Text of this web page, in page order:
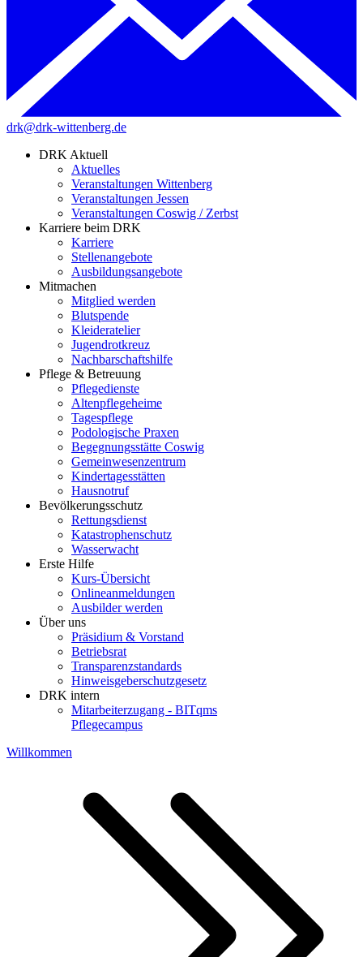
drk@drk-wittenberg.de
DRK Aktuell
Aktuelles
Veranstaltungen Wittenberg
Veranstaltungen Jessen
Veranstaltungen Coswig / Zerbst
Karriere beim DRK
Karriere
Stellenangebote
Ausbildungsangebote
Mitmachen
Mitglied werden
Blutspende
Kleideratelier
Jugendrotkreuz
Nachbarschaftshilfe
Pflege & Betreuung
Pflegedienste
Altenpflegeheime
Tagespflege
Podologische Praxen
Begegnungsstätte Coswig
Gemeinwesenzentrum
Kindertagesstätten
Hausnotruf
Bevölkerungsschutz
Rettungsdienst
Katastrophenschutz
Wasserwacht
Erste Hilfe
Kurs-Übersicht
Onlineanmeldungen
Ausbilder werden
Über uns
Präsidium & Vorstand
Betriebsrat
Transparenzstandards
Hinweisgeberschutzgesetz
DRK intern
Mitarbeiterzugang - BITqms
Pflegecampus
Willkommen